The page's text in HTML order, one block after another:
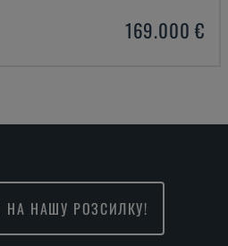
169.000 €
НА НАШУ РОЗСИЛКУ!